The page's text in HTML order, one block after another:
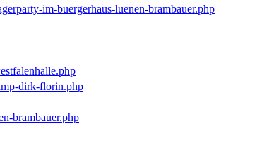
im-buergerhaus-luenen-brambauer.php
dirk-florin.php
brambauer.php